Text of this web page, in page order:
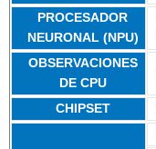
PROCESADOR
NEURONAL (NPU)
OBSERVACIONES
DE CPU
CHIPSET